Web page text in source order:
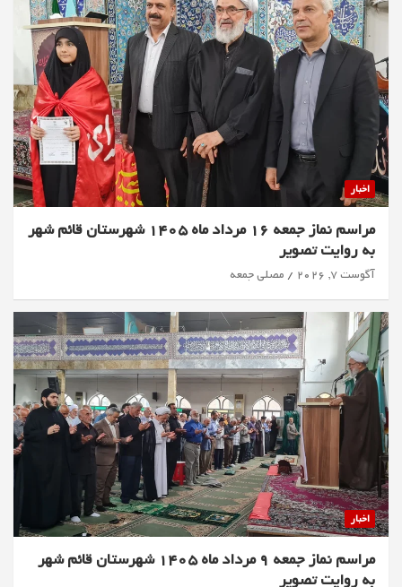
اخبار
مراسم نماز جمعه 16 مرداد ماه 1405 شهرستان قائم شهر
به روایت تصویر
آگوست 7, 2026 مصلی جمعه
اخبار
مراسم نماز جمعه 9 مرداد ماه 1405 شهرستان قائم شهر
به روایت تصویر